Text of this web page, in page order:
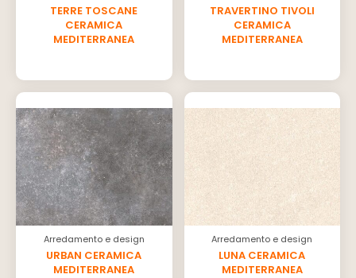
TERRE TOSCANE
CERAMICA
MEDITERRANEA
TRAVERTINO TIVOLI
CERAMICA
MEDITERRANEA
Arredamento e design
URBAN CERAMICA
MEDITERRANEA
Arredamento e design
LUNA CERAMICA
MEDITERRANEA